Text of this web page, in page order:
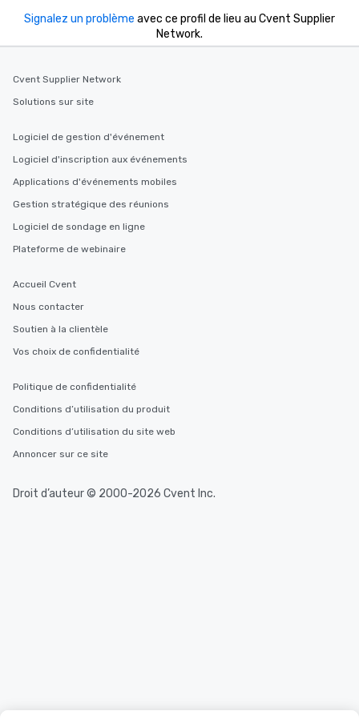
Signalez un problème avec ce profil de lieu au Cvent Supplier
Network.
Cvent Supplier Network
Solutions sur site
Logiciel de gestion d'événement
Logiciel d'inscription aux événements
Applications d'événements mobiles
Gestion stratégique des réunions
Logiciel de sondage en ligne
Plateforme de webinaire
Accueil Cvent
Nous contacter
Soutien à la clientèle
Vos choix de confidentialité
Politique de confidentialité
Conditions d’utilisation du produit
Conditions d’utilisation du site web
Annoncer sur ce site
Droit d’auteur © 2000-2026 Cvent Inc.